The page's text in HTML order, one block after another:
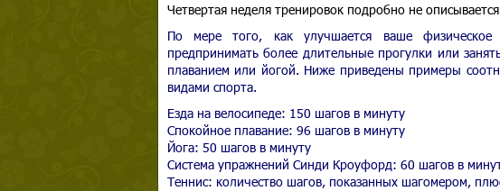
Четвертая неделя тренировок подробно не
По мере того, как улучшается ваше
предпринимать более длительные прогулки или
плаванием или йогой. Ниже приведены примеры
видами спорта.
Езда на велосипеде: 150 шагов в минуту
Спокойное плавание: 96 шагов в минуту
Йога: 50 шагов в минуту
Система упражнений Синди Кроуфорд: 60 шагов в
Теннис: количество шагов, показанных шагомером,